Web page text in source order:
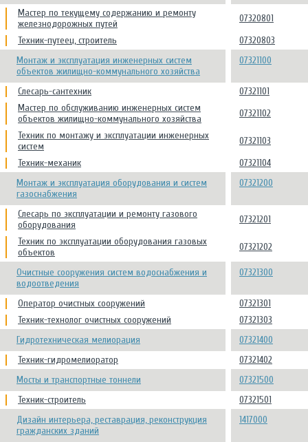
Мастер по текущему содержанию и ремонту
железнодорожных путей
07320801
Техник-путеец, строитель
07320803
Монтаж и эксплуатация инженерных систем
объектов жилищно-коммунального хозяйства
07321100
Слесарь-сантехник
07321101
Мастер по обслуживанию инженерных систем
объектов жилищно-коммунального хозяйства
07321102
Техник по монтажу и эксплуатации инженерных
систем
07321103
Техник-механик
07321104
Монтаж и эксплуатация оборудования и систем
газоснабжения
07321200
Слесарь по эксплуатации и ремонту газового
оборудования
07321201
Техник по эксплуатации оборудования газовых
объектов
07321202
Очистные сооружения систем водоснабжения и
водоотведения
07321300
Оператор очистных сооружений
07321301
Техник-технолог очистных сооружений
07321303
Гидротехническая мелиорация
07321400
Техник-гидромелиоратор
07321402
Мосты и транспортные тоннели
07321500
Техник-строитель
07321501
Дизайн интерьера, реставрация, реконструкция
гражданских зданий
1417000